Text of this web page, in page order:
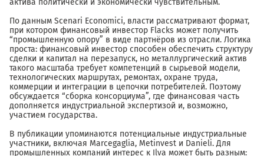
актива политически и экономически чувствительным.
По данным Scenari Economici, власти рассматривают формат,
при котором финансовый инвестор Flacks может получить
“промышленную опору” в виде партнёров из отрасли. Логика
проста: финансовый инвестор способен обеспечить структуру
сделки и капитал на перезапуск, но металлургический актив
такого масштаба требует компетенций в сырьевой модели,
технологических маршрутах, ремонтах, охране труда,
коммерции и интеграции в цепочки потребителей. Поэтому
обсуждается “сборка консорциума”, где финансовая часть
дополняется индустриальной экспертизой и, возможно,
участием государства.
В публикации упоминаются потенциальные индустриальные
участники, включая Marcegaglia, Metinvest и Danieli. Для
промышленных компаний интерес к Ilva может быть разным: